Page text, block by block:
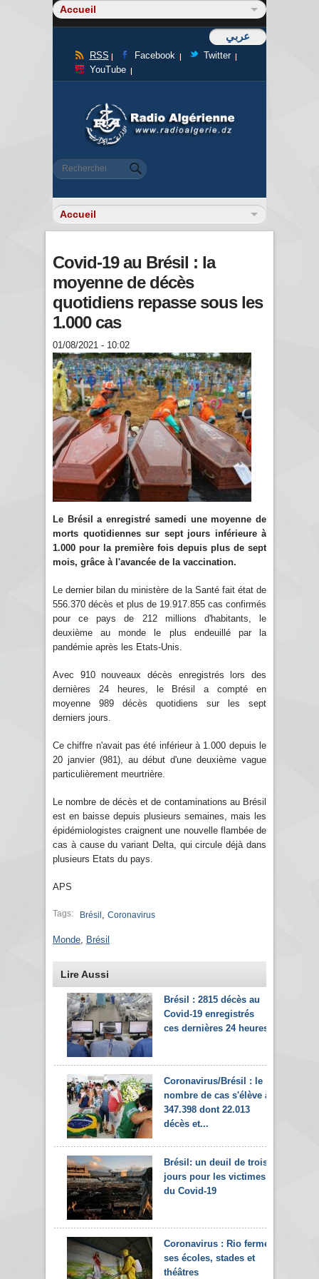
عربي
RSS Facebook
Twitter
YouTube
Formulaire de recherche
Rechercher
Covid-19 au Brésil : la
moyenne de décès
quotidiens repasse sous les
1.000 cas
01/08/2021 - 10:02
Le Brésil a enregistré samedi une moyenne de
morts quotidiennes sur sept jours inférieure à
1.000 pour la première fois depuis plus de sept
mois, grâce à l'avancée de la vaccination.
Le dernier bilan du ministère de la Santé fait état de
556.370 décès et plus de 19.917.855 cas confirmés
pour ce pays de 212 millions d'habitants, le
deuxième au monde le plus endeuillé par la
pandémie après les Etats-Unis.
Avec 910 nouveaux décès enregistrés lors des
dernières 24 heures, le Brésil a compté en
moyenne 989 décès quotidiens sur les sept
derniers jours.
Ce chiffre n'avait pas été inférieur à 1.000 depuis le
20 janvier (981), au début d'une deuxième vague
particulièrement meurtrière.
Le nombre de décès et de contaminations au Brésil
est en baisse depuis plusieurs semaines, mais les
épidémiologistes craignent une nouvelle flambée de
cas à cause du variant Delta, qui circule déjà dans
plusieurs Etats du pays.
APS
Tags: Brésil Coronavirus
Monde Brésil
Lire Aussi
Brésil : 2815 décès au
Covid-19 enregistrés
ces dernières 24 heures
Coronavirus/Brésil : le
nombre de cas s'élève à
347.398 dont 22.013
décès et...
Brésil: un deuil de trois
jours pour les victimes
du Covid-19
Coronavirus : Rio ferme
ses écoles, stades et
théâtres